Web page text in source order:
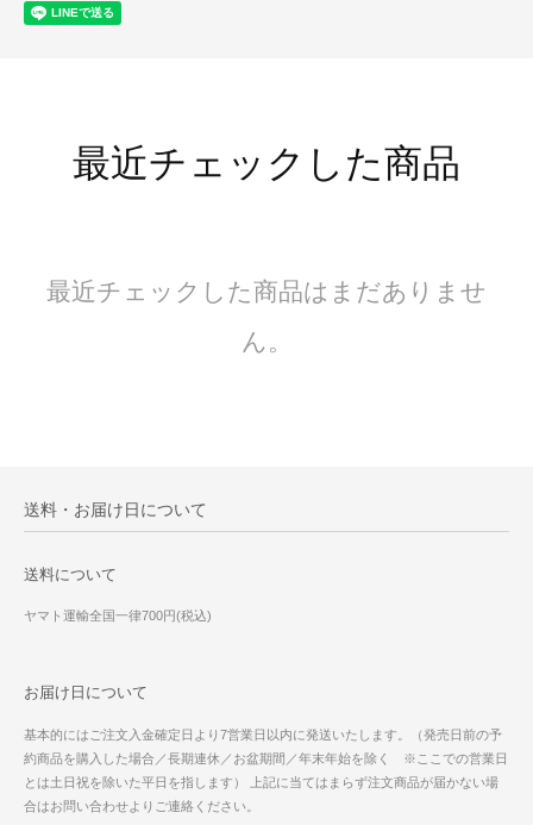
最近チェックした商品
最近チェックした商品はまだありませ
ん。
送料・お届け日について
送料について
ヤマト運輸全国一律700円(税込)
お届け日について
基本的にはご注文入金確定日より7営業日以内に発送いたします。（発売日前の予
約商品を購入した場合／長期連休／お盆期間／年末年始を除く ※ここでの営業日
とは土日祝を除いた平日を指します） 上記に当てはまらず注文商品が届かない場
合はお問い合わせよりご連絡ください。